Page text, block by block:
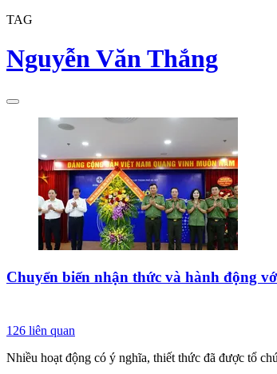
TAG
Nguyễn Văn Thắng
Chuyển biến nhận thức và hành động
126 liên quan
Nhiều hoạt động có ý nghĩa, thiết thức đã được tổ